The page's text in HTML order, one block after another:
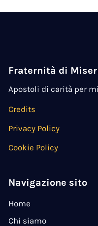
Fraternità di
Apostoli di carità per
Credits
Privacy Policy
Cookie Policy
Navigazione sito
Home
Chi siamo